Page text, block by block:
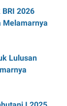
2026
Melamarnya
Lulusan